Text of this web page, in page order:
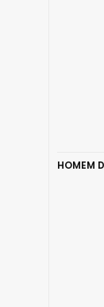
HOMEM